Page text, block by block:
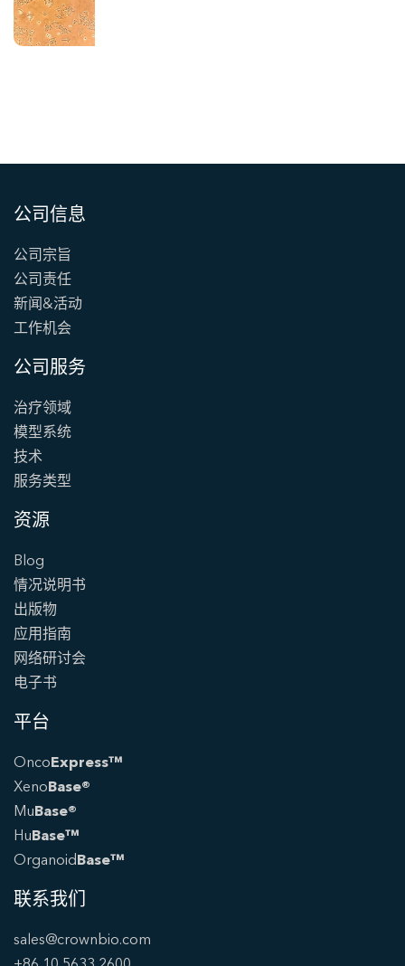
公司信息
公司宗旨
公司责任
新闻&活动
工作机会
公司服务
治疗领域
模型系统
技术
服务类型
资源
Blog
情况说明书
出版物
应用指南
网络研讨会
电子书
平台
OncoExpress™
XenoBase®
MuBase®
HuBase™
OrganoidBase™
联系我们
sales@crownbio.com